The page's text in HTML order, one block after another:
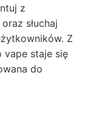
z
słuchaj
Z
staje się
do